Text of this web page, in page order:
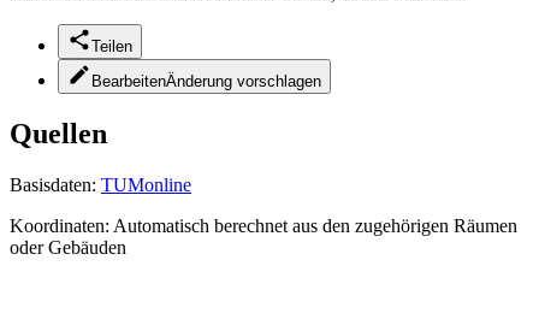
Teilen
BearbeitenÄnderung vorschlagen
Quellen
Basisdaten: TUMonline
Koordinaten: Automatisch berechnet aus den zugehörigen Räumen
oder Gebäuden